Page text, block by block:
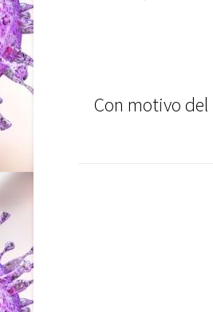
Con motivo del